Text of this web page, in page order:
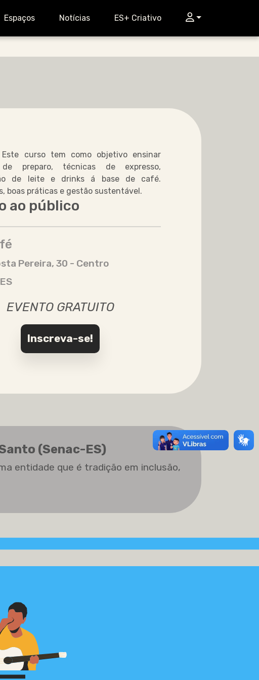
Espaços Notícias ES+ Criativo Login
Este curso tem como objetivo ensinar
de preparo, técnicas de expresso,
de leite e drinks á base de café.
boas práticas e gestão sustentável.
ao público
Pereira, 30 - Centro
EVENTO GRATUITO
Inscreva-se!
(Senac-ES)
entidade que é tradição em inclusão,